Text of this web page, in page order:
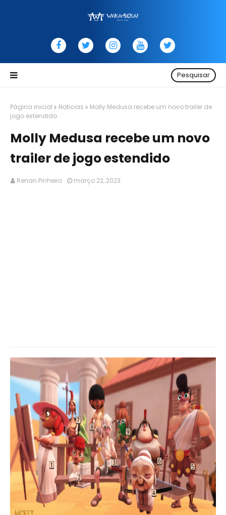
Pesquisar
Página inicial Noticias
Molly Medusa recebe um novo trailer de
jogo estendido
Molly Medusa recebe um novo
trailer de jogo estendido
Renan Pinheiro março 22, 2023